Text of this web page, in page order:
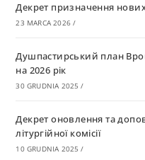
Декрет призначення нових
23 MARCA 2026 /
Душпастирський план
на 2026 рік
30 GRUDNIA 2025 /
Декрет оновлення та
літургійної комісії
10 GRUDNIA 2025 /